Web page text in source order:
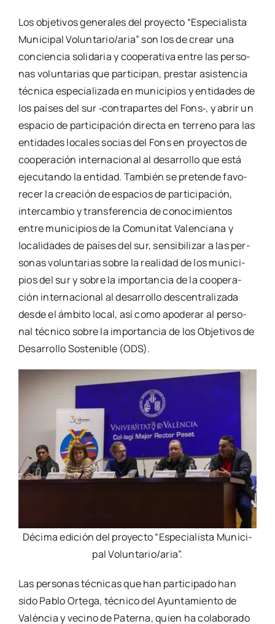
Los obje­ti­vos gene­ra­les del pro­yec­to “Espe­cia­lis­ta
Muni­ci­pal Voluntario/aria” son los de crear una
con­cien­cia soli­da­ria y coope­ra­ti­va entre las per­so­
nas volun­ta­rias que par­ti­ci­pan, pres­tar asis­ten­cia
téc­ni­ca espe­cia­li­za­da en muni­ci­pios y enti­da­des de
los paí­ses del sur ‑con­tra­par­tes del Fons‑, y abrir un
espa­cio de par­ti­ci­pa­ción direc­ta en terreno para las
enti­da­des loca­les socias del Fons en pro­yec­tos de
coope­ra­ción inter­na­cio­nal al desa­rro­llo que está
eje­cu­tan­do la enti­dad. Tam­bién se pre­ten­de favo­
re­cer la crea­ción de espa­cios de par­ti­ci­pa­ción,
inter­cam­bio y trans­fe­ren­cia de cono­ci­mien­tos
entre muni­ci­pios de la Comu­ni­tat Valen­cia­na y
loca­li­da­des de paí­ses del sur, sen­si­bi­li­zar a las per­
so­nas volun­ta­rias sobre la reali­dad de los muni­ci­
pios del sur y sobre la impor­tan­cia de la coope­ra­
ción inter­na­cio­nal al desa­rro­llo des­cen­tra­li­za­da
des­de el ámbi­to local, así como apo­de­rar al per­so­
nal téc­ni­co sobre la impor­tan­cia de los Obje­ti­vos de
Desa­rro­llo Sos­te­ni­ble (ODS).
Déci­ma edi­ción del pro­yec­to “Espe­cia­lis­ta Muni­ci­
pal Voluntario/aria”.
Las per­so­nas téc­ni­cas que han par­ti­ci­pa­do han
sido Pablo Orte­ga, téc­ni­co del Ayun­ta­mien­to de
Valèn­cia y vecino de Pater­na, quien ha cola­bo­ra­do